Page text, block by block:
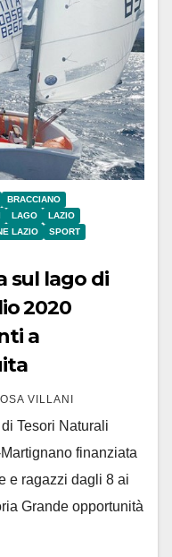
BRACCIANO
LAGO
LAZIO
LAZIO
SPORT
sul lago di
2020
a
VILLANI
Tesori Naturali
finanziata
e ragazzi dagli 8 ai
Grande opportunità